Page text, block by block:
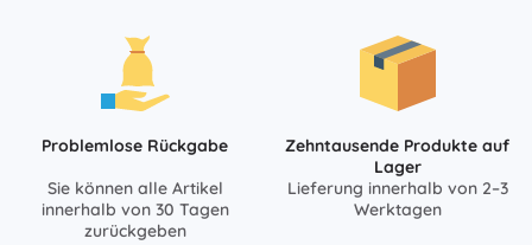
Problemlose Rückgabe
Sie können alle Artikel
innerhalb von 30 Tagen
zurückgeben
Zehntausende Produkte auf
Lager
Lieferung innerhalb von 2–3
Werktagen